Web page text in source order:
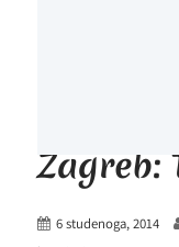
Zagreb:
6 studenoga, 2014